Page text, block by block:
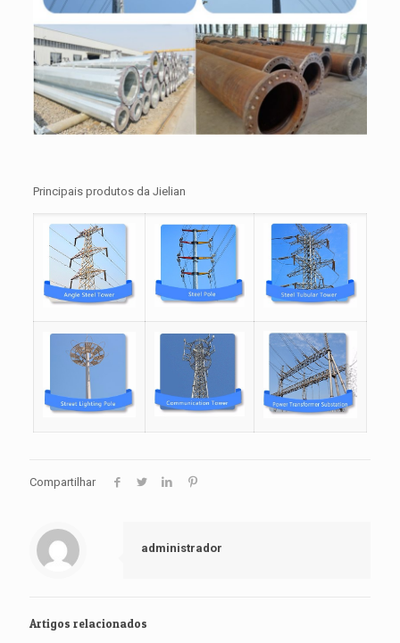
Principais produtos da Jielian
Compartilhar
administrador
Artigos relacionados